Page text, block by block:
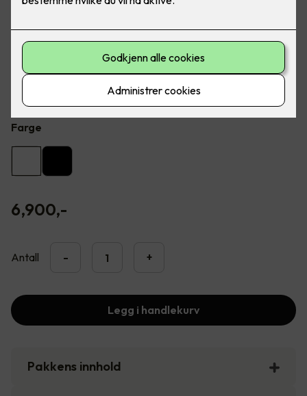
Ferdig montert - Junistar ECO 2700 m/ LED
Flott LED downlight med 42 graders spredning og 30
graders vipp i to retninger til innendørs bruke, inkl. LED
Farge
6,900,-
Antall - +
Legg i handlekurv
Pakkens innhold